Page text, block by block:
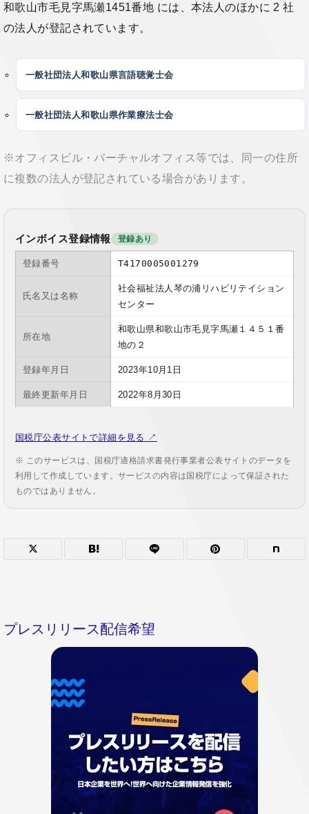
和歌山市毛見字馬瀬1451番地 には、本法人のほかに 2 社
の法人が登記されています。
一般社団法人和歌山県言語聴覚士会
一般社団法人和歌山県作業療法士会
※オフィスビル・バーチャルオフィス等では、同一の住所
に複数の法人が登記されている場合があります。
インボイス登録情報 登録あり
登録番号 T4170005001279
氏名又は名称
社会福祉法人琴の浦リハビリテイション
センター
所在地
和歌山県和歌山市毛見字馬瀬１４５１番
地の２
登録年月日 2023年10月1日
最終更新年月日 2022年8月30日
国税庁公表サイトで詳細を見る ↗
※ このサービスは、国税庁適格請求書発行事業者公表サイトのデータを
利用して作成しています。サービスの内容は国税庁によって保証された
ものではありません。
プレスリリース配信希望